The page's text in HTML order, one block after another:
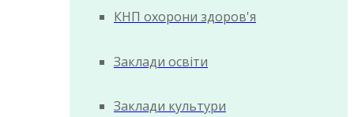
КНП охорони здоров'я
Заклади освіти
Заклади культури